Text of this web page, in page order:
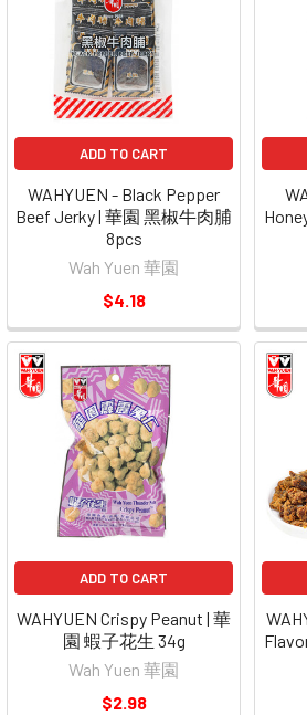
ADD TO CART
WAHYUEN - Black Pepper
Beef Jerky | 華園 黑椒牛肉脯
8pcs
Wah Yuen 華園
$4.18
ADD TO CART
WAHYUEN Crispy Peanut | 華
園 蝦子花生 34g
Wah Yuen 華園
$2.98